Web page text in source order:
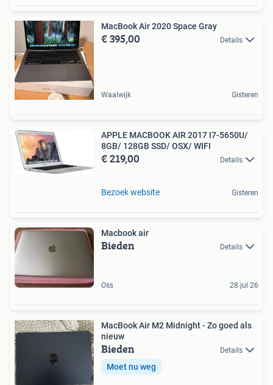
MacBook Air 2020 Space Gray
€ 395,00 Details
Waalwijk Gisteren
APPLE MACBOOK AIR 2017 I7-5650U/
8GB/ 128GB SSD/ OSX/ WIFI
€ 219,00 Details
Bezoek website Gisteren
Macbook air
Bieden Details
Oss 28 jul 26
MacBook Air M2 Midnight - Zo goed als
nieuw
Bieden Details
Moet nu weg